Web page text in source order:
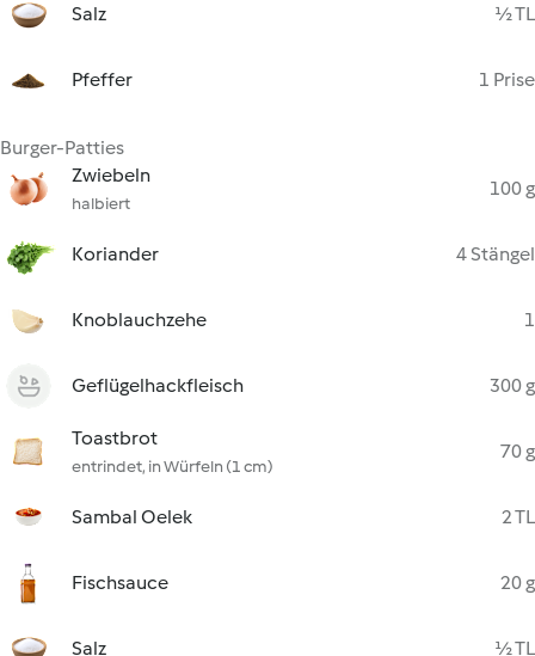
Salz ½ TL
Pfeffer 1 Prise
Burger-Patties
Zwiebeln
halbiert
100 g
Koriander 4 Stängel
Knoblauchzehe 1
Geflügelhackfleisch 300 g
Toastbrot
entrindet, in Würfeln (1 cm)
70 g
Sambal Oelek 2 TL
Fischsauce 20 g
Salz ½ TL